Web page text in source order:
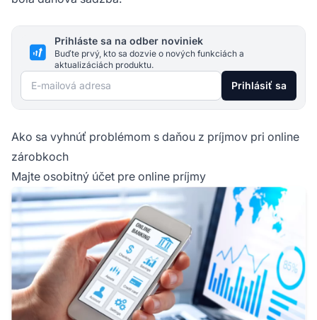
Prihláste sa na odber noviniek
Buďte prvý, kto sa dozvie o nových funkciách a
aktualizáciách produktu.
E-mailová adresa Prihlásiť sa
Ako sa vyhnúť problémom s daňou z príjmov pri online
zárobkoch
Majte osobitný účet pre online príjmy